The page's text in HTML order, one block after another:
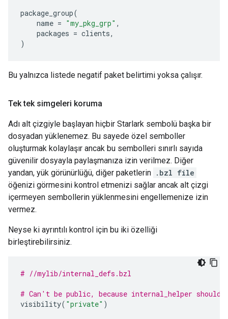
package_group(
name = "my_pkg_grp" ,
packages = clients,
)
Bu yalnızca listede negatif paket belirtimi yoksa çalışır.
Tek tek simgeleri koruma
Adı alt çizgiyle başlayan hiçbir Starlark sembolü başka bir
dosyadan yüklenemez. Bu sayede özel semboller
oluşturmak kolaylaşır ancak bu sembolleri sınırlı sayıda
güvenilir dosyayla paylaşmanıza izin verilmez. Diğer
yandan, yük görünürlüğü, diğer paketlerin .bzl file
öğenizi görmesini kontrol etmenizi sağlar ancak alt çizgi
içermeyen sembollerin yüklenmesini engellemenize izin
vermez.
Neyse ki ayrıntılı kontrol için bu iki özelliği
birleştirebilirsiniz.
# //mylib/internal_defs.bzl
# Can't be public, because internal_helper
visibility( "private" )